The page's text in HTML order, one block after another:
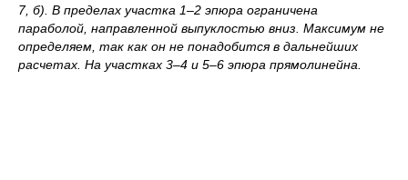
7, б). В пределах участка 1–2 эпюра ограничена
параболой, направленной выпуклостью вниз. Максимум не
определяем, так как он не понадобится в дальнейших
расчетах. На участках 3–4 и 5–6 эпюра прямолинейна.